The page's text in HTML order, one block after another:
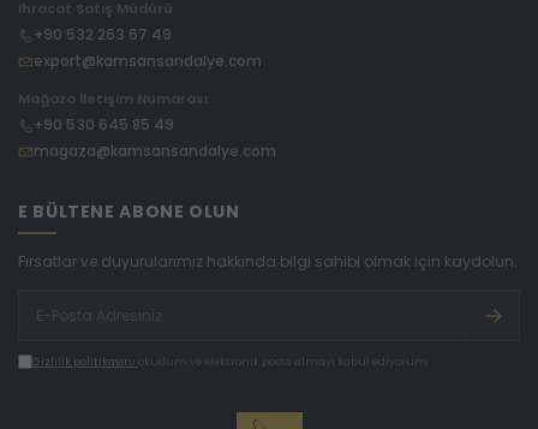
İhracat Satış Müdürü
+90 532 263 67 49
export@kamsansandalye.com
Mağaza İletişim Numarası
+90 530 645 85 49
magaza@kamsansandalye.com
E BÜLTENE ABONE OLUN
Fırsatlar ve duyurularımız hakkında bilgi sahibi olmak için kaydolun.
Gizlilik politikasını okudum ve elektronik posta almayı kabul ediyorum.